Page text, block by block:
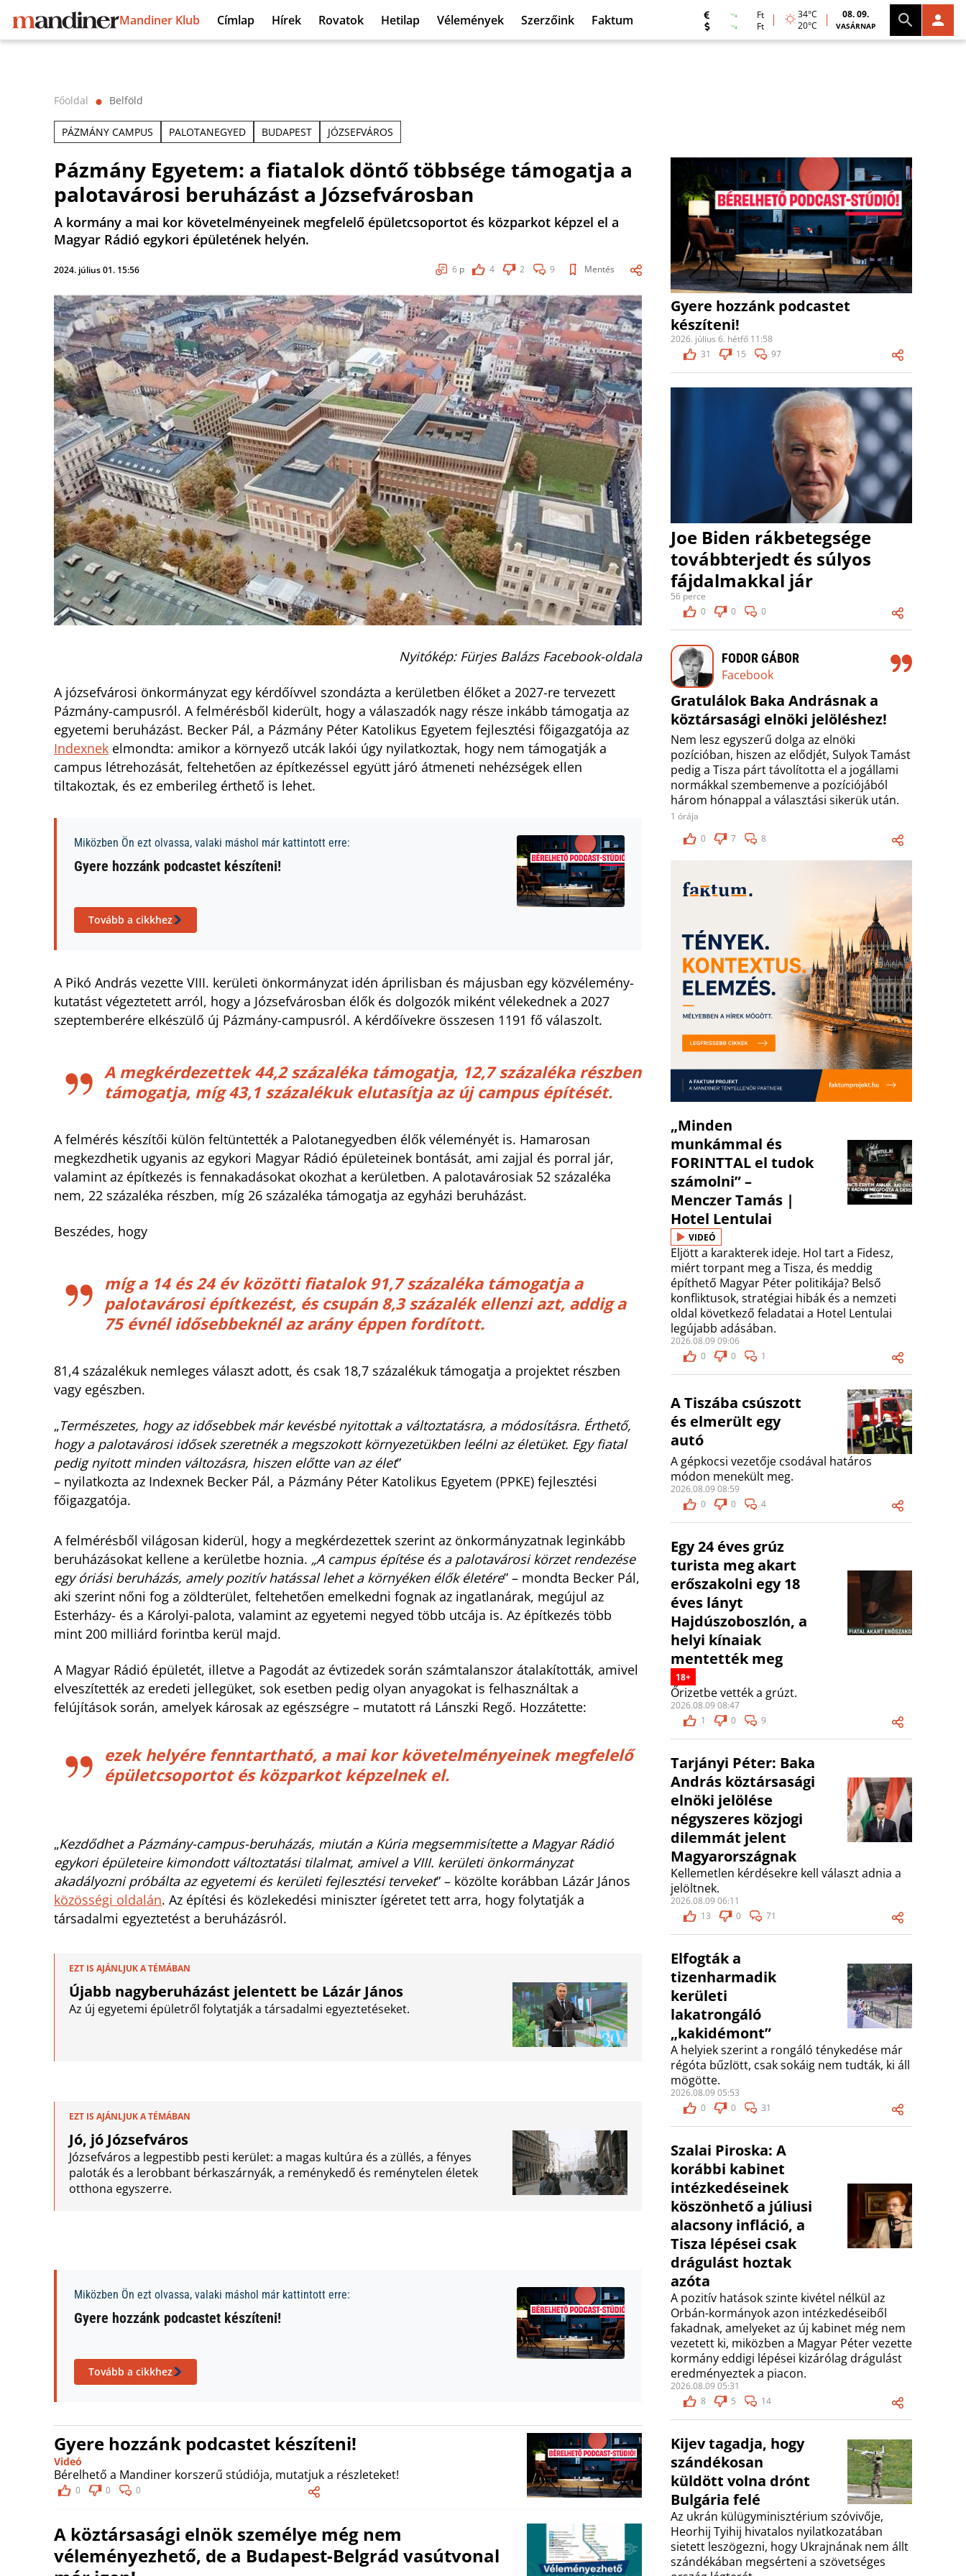
Mandiner Klub Címlap Hírek Rovatok Hetilap Vélemények Szerzőink Faktum
Ft
Ft
34°C
20°C
08. 09.
VASÁRNAP
Főoldal ⬤ Belföld
PÁZMÁNY CAMPUS PALOTANEGYED BUDAPEST JÓZSEFVÁROS
Pázmány Egyetem: a fiatalok döntő többsége támogatja a
palotavárosi beruházást a Józsefvárosban
A kormány a mai kor követelményeinek megfelelő épületcsoportot és közparkot képzel el a
Magyar Rádió egykori épületének helyén.
2024. július 01. 15:56 6 p 4 2 9 Mentés
Nyitókép: Fürjes Balázs Facebook-oldala
A józsefvárosi önkormányzat egy kérdőívvel szondázta a kerületben élőket a 2027-re tervezett
Pázmány-campusról. A felmérésből kiderült, hogy a válaszadók nagy része inkább támogatja az
egyetemi beruházást. Becker Pál, a Pázmány Péter Katolikus Egyetem fejlesztési főigazgatója az
Indexnek elmondta: amikor a környező utcák lakói úgy nyilatkoztak, hogy nem támogatják a
campus létrehozását, feltehetően az építkezéssel együtt járó átmeneti nehézségek ellen
tiltakoztak, és ez emberileg érthető is lehet.
Miközben Ön ezt olvassa, valaki máshol már kattintott erre:
Gyere hozzánk podcastet készíteni!
Tovább a cikkhez
A Pikó András vezette VIII. kerületi önkormányzat idén áprilisban és májusban egy közvélemény-
kutatást végeztetett arról, hogy a Józsefvárosban élők és dolgozók miként vélekednek a 2027
szeptemberére elkészülő új Pázmány-campusról. A kérdőívekre összesen 1191 fő válaszolt.
A megkérdezettek 44,2 százaléka támogatja, 12,7 százaléka részben
támogatja, míg 43,1 százalékuk elutasítja az új campus építését.
A felmérés készítői külön feltüntették a Palotanegyedben élők véleményét is. Hamarosan
megkezdhetik ugyanis az egykori Magyar Rádió épületeinek bontását, ami zajjal és porral jár,
valamint az építkezés is fennakadásokat okozhat a kerületben. A palotavárosiak 52 százaléka
nem, 22 százaléka részben, míg 26 százaléka támogatja az egyházi beruházást.
Beszédes, hogy
míg a 14 és 24 év közötti fiatalok 91,7 százaléka támogatja a
palotavárosi építkezést, és csupán 8,3 százalék ellenzi azt, addig a
75 évnél idősebbeknél az arány éppen fordított.
81,4 százalékuk nemleges választ adott, és csak 18,7 százalékuk támogatja a projektet részben
vagy egészben.
„Természetes, hogy az idősebbek már kevésbé nyitottak a változtatásra, a módosításra. Érthető,
hogy a palotavárosi idősek szeretnék a megszokott környezetükben leélni az életüket. Egy fiatal
pedig nyitott minden változásra, hiszen előtte van az élet”
– nyilatkozta az Indexnek Becker Pál, a Pázmány Péter Katolikus Egyetem (PPKE) fejlesztési
főigazgatója.
A felmérésből világosan kiderül, hogy a megkérdezettek szerint az önkormányzatnak leginkább
beruházásokat kellene a kerületbe hoznia. „A campus építése és a palotavárosi körzet rendezése
egy óriási beruházás, amely pozitív hatással lehet a környéken élők életére” – mondta Becker Pál,
aki szerint nőni fog a zöldterület, feltehetően emelkedni fognak az ingatlanárak, megújul az
Esterházy- és a Károlyi-palota, valamint az egyetemi negyed több utcája is. Az építkezés több
mint 200 milliárd forintba kerül majd.
A Magyar Rádió épületét, illetve a Pagodát az évtizedek során számtalanszor átalakították, amivel
elveszítették az eredeti jellegüket, sok esetben pedig olyan anyagokat is felhasználtak a
felújítások során, amelyek károsak az egészségre – mutatott rá Lánszki Regő. Hozzátette:
ezek helyére fenntartható, a mai kor követelményeinek megfelelő
épületcsoportot és közparkot képzelnek el.
„Kezdődhet a Pázmány-campus-beruházás, miután a Kúria megsemmisítette a Magyar Rádió
egykori épületeire kimondott változtatási tilalmat, amivel a VIII. kerületi önkormányzat
akadályozni próbálta az egyetemi és kerületi fejlesztési terveket” – közölte korábban Lázár János
közösségi oldalán. Az építési és közlekedési miniszter ígéretet tett arra, hogy folytatják a
társadalmi egyeztetést a beruházásról.
EZT IS AJÁNLJUK A TÉMÁBAN
Újabb nagyberuházást jelentett be Lázár János
Az új egyetemi épületről folytatják a társadalmi egyeztetéseket.
EZT IS AJÁNLJUK A TÉMÁBAN
Jó, jó Józsefváros
Józsefváros a legpestibb pesti kerület: a magas kultúra és a züllés, a fényes
paloták és a lerobbant bérkaszárnyák, a reménykedő és reménytelen életek
otthona egyszerre.
Miközben Ön ezt olvassa, valaki máshol már kattintott erre:
Gyere hozzánk podcastet készíteni!
Tovább a cikkhez
Gyere hozzánk podcastet készíteni!
Videó
Bérelhető a Mandiner korszerű stúdiója, mutatjuk a részleteket!
0 0 0
A köztársasági elnök személye még nem
véleményezhető, de a Budapest-Belgrád vasútvonal
Gyere hozzánk podcastet
készíteni!
2026. július 6. hétfő 11:58
31
15 97
Joe Biden rákbetegsége
továbbterjedt és súlyos
fájdalmakkal jár
56 perce
0
0 0
FODOR GÁBOR
Facebook
Gratulálok Baka Andrásnak a
köztársasági elnöki jelöléshez!
Nem lesz egyszerű dolga az elnöki
pozícióban, hiszen az elődjét, Sulyok Tamást
pedig a Tisza párt távolította el a jogállami
normákkal szembemenve a pozíciójából
három hónappal a választási sikerük után.
1 órája
0
7 8
„Minden
munkámmal és
FORINTTAL el tudok
számolni” –
Menczer Tamás |
Hotel Lentulai
VIDEÓ
Eljött a karakterek ideje. Hol tart a Fidesz,
miért torpant meg a Tisza, és meddig
építhető Magyar Péter politikája? Belső
konfliktusok, stratégiai hibák és a nemzeti
oldal következő feladatai a Hotel Lentulai
legújabb adásában.
2026.08.09 09:06
0
0 1
A Tiszába csúszott
és elmerült egy
autó
A gépkocsi vezetője csodával határos
módon menekült meg.
2026.08.09 08:59
0
0 4
Egy 24 éves grúz
turista meg akart
erőszakolni egy 18
éves lányt
Hajdúszoboszlón, a
helyi kínaiak
mentették meg
18+
Őrizetbe vették a grúzt.
2026.08.09 08:47
1
0 9
Tarjányi Péter: Baka
András köztársasági
elnöki jelölése
négyszeres közjogi
dilemmát jelent
Magyarországnak
Kellemetlen kérdésekre kell választ adnia a
jelöltnek.
2026.08.09 06:11
13
0 71
Elfogták a
tizenharmadik
kerületi
lakatrongáló
„kakidémont”
A helyiek szerint a rongáló ténykedése már
régóta bűzlött, csak sokáig nem tudták, ki áll
mögötte.
2026.08.09 05:53
0
0 31
Szalai Piroska: A
korábbi kabinet
intézkedéseinek
köszönhető a júliusi
alacsony infláció, a
Tisza lépései csak
drágulást hoztak
azóta
A pozitív hatások szinte kivétel nélkül az
Orbán-kormányok azon intézkedéseiből
fakadnak, amelyeket az új kabinet még nem
vezetett ki, miközben a Magyar Péter vezette
kormány eddigi lépései kizárólag drágulást
eredményeztek a piacon.
2026.08.09 05:31
8
5 14
Kijev tagadja, hogy
szándékosan
küldött volna drónt
Bulgária felé
Az ukrán külügyminisztérium szóvivője,
Heorhij Tyihij hivatalos nyilatkozatában
sietett leszögezni, hogy Ukrajnának nem állt
szándékában megsérteni a szövetséges